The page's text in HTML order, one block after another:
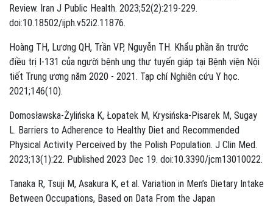
Review. Iran J Public Health. 2023;52(2):219-229.
doi:10.18502/ijph.v52i2.11876.
Hoàng TH, Lương QH, Trần VP, Nguyễn TH. Khẩu phần ăn trước
điều trị I-131 của người bệnh ung thư tuyến giáp tại Bệnh viện Nội
tiết Trung ương năm 2020 - 2021. Tạp chí Nghiên cứu Y học.
2021;146(10).
Domosławska-Żylińska K, Łopatek M, Krysińska-Pisarek M, Sugay
L. Barriers to Adherence to Healthy Diet and Recommended
Physical Activity Perceived by the Polish Population. J Clin Med.
2023;13(1):22. Published 2023 Dec 19. doi:10.3390/jcm13010022.
Tanaka R, Tsuji M, Asakura K, et al. Variation in Men’s Dietary Intake
Between Occupations, Based on Data From the Japan